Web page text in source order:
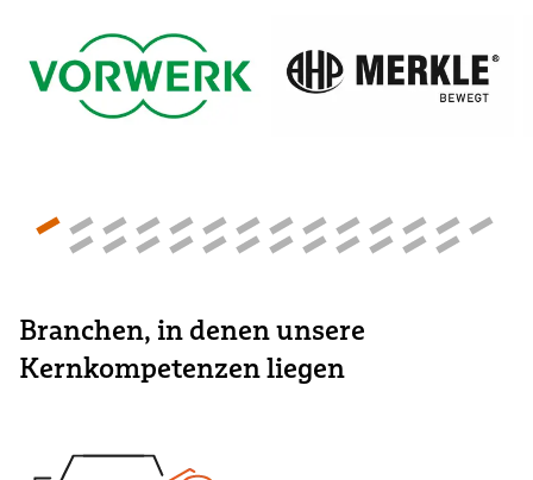
Branchen, in denen unsere
Kernkompetenzen liegen